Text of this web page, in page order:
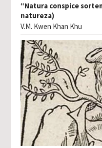
“Natura conspice
natureza)
V.M. Kwen Khan Khu